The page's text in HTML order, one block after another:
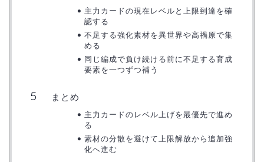
主力カードの現在レベルと上限到達を確
認する
不足する強化素材を異世界や高禍原で集
める
同じ編成で負け続ける前に不足する育成
要素を一つずつ補う
まとめ
主力カードのレベル上げを最優先で進め
る
素材の分散を避けて上限解放から追加強
化へ進む